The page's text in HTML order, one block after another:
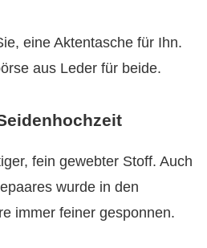
eine Aktentasche für Ihn.
aus Leder für beide.
fein gewebter Stoff. Auch
wurde in den
immer feiner gesponnen.